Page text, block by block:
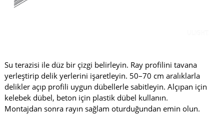
Su terazisi ile düz bir çizgi belirleyin. Ray profilini tavana
yerleştirip delik yerlerini işaretleyin. 50–70 cm aralıklarla
delikler açıp profili uygun dübellerle sabitleyin. Alçıpan için
kelebek dübel, beton için plastik dübel kullanın.
Montajdan sonra rayın sağlam oturduğundan emin olun.